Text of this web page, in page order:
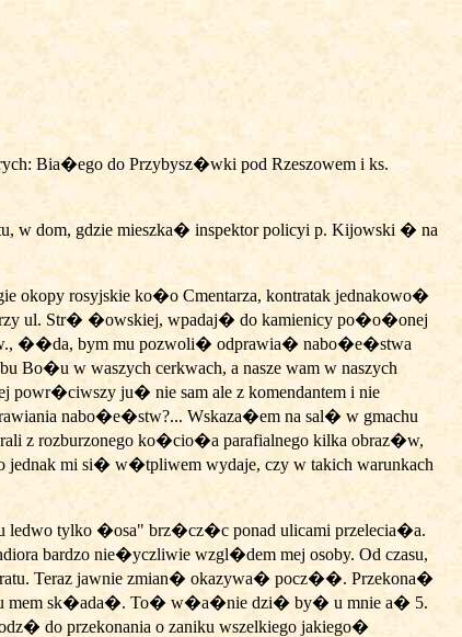
Bia�ego do Przybysz�wki pod Rzeszowem i ks.
dom, gdzie mieszka� inspektor policyi p. Kijowski � na
okopy rosyjskie ko�o Cmentarza, kontratak jednakowo�
ul. Str� �owskiej, wpadaj� do kamienicy po�o�onej
��da, bym mu pozwoli� odprawia� nabo�e�stwa
Bo�u w waszych cerkwach, a nasze wam w naszych
ju� nie sam ale z komendantem i nie
nabo�e�stw?... Wskaza�em na sal� w gmachu
z rozburzonego ko�cio�a parafialnego kilka obraz�w,
mi si� w�tpliwem wydaje, czy w takich warunkach
ledwo tylko �osa" brz�cz�c ponad ulicami przelecia�a.
bardzo nie�yczliwie wzgl�dem mej osoby. Od czasu,
Teraz jawnie zmian� okazywa� pocz��. Przekona�
mem sk�ada�. To� w�a�nie dzi� by� u mnie a� 5.
do przekonania o zaniku wszelkiego jakiego�